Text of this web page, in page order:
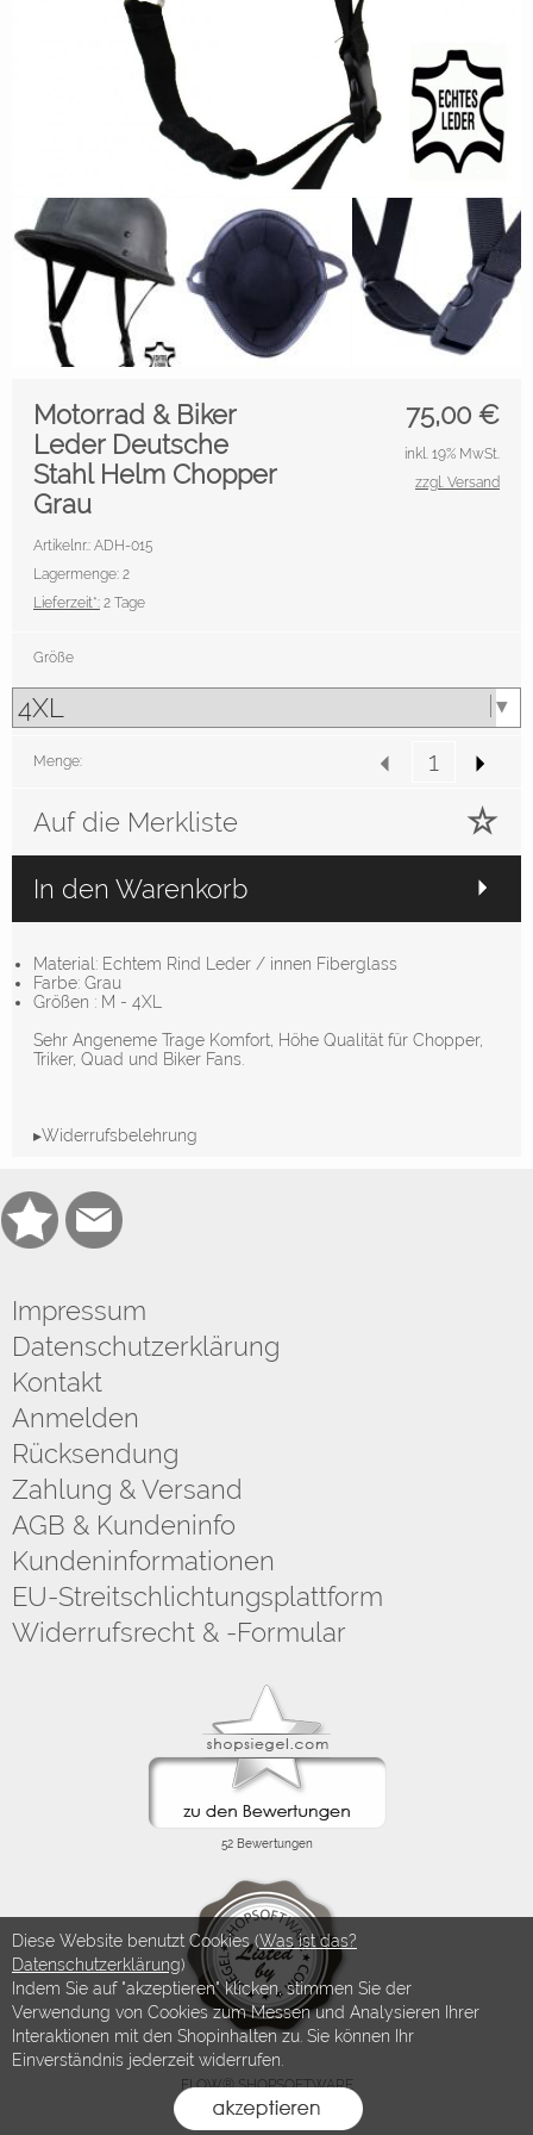
75,00 €
Motorrad & Biker
Leder Deutsche
Stahl Helm Chopper
Grau
Artikelnr.: ADH-015
Lagermenge: 2
Lieferzeit*: 2 Tage
inkl. 19% MwSt.
zzgl. Versand
Größe
Menge:
Auf die Merkliste
In den Warenkorb
Material: Echtem Rind Leder / innen Fiberglass
Farbe: Grau
Größen : M - 4XL
Sehr Angeneme Trage Komfort, Höhe Qualität für Chopper,
Triker, Quad und Biker Fans.
▸Widerrufsbelehrung
Impressum
Datenschutzerklärung
Kontakt
Anmelden
Rücksendung
Zahlung & Versand
AGB & Kundeninfo
Kundeninformationen
EU-Streitschlichtungsplattform
Widerrufsrecht & -Formular
FLOW® SHOPSOFTWARE
Diese Website benutzt Cookies (Was ist das?
Datenschutzerklärung)
Indem Sie auf "akzeptieren" klicken, stimmen Sie der
Verwendung von Cookies zum Messen und Analysieren Ihrer
Interaktionen mit den Shopinhalten zu. Sie können Ihr
Einverständnis jederzeit widerrufen.